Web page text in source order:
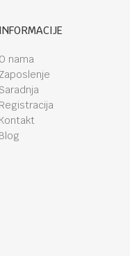
INFORMACIJE
O nama
Zaposlenje
Registracija
Kontakt
Blog